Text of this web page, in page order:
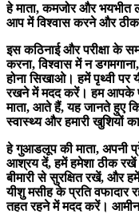
हे माता, कमजोर और भयभीत
आप में विश्वास करने और ठीक
इस कठिनाई और परीक्षा के
करना, विश्वास में न
होना सिखाओ। हमें पृथ्वी पर
रखने में मदद करें। हम आपके
माता, आते हैं, यह जानते हुए कि
स्वास्थ्य और हमारी खुशियों
हे गुआडलूप की माता, अपनी
आश्रय दें, हमें हमेशा ठीक रखें
बीमारी से सुरक्षित रखें, और
यीशु मसीह के प्रति वफादार
तहत रहने में मदद करें।